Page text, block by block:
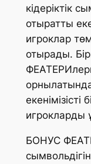
кідеріктік
отыратты
игроклар
отырады.
екенімізісті
игрокларды
БОНУС